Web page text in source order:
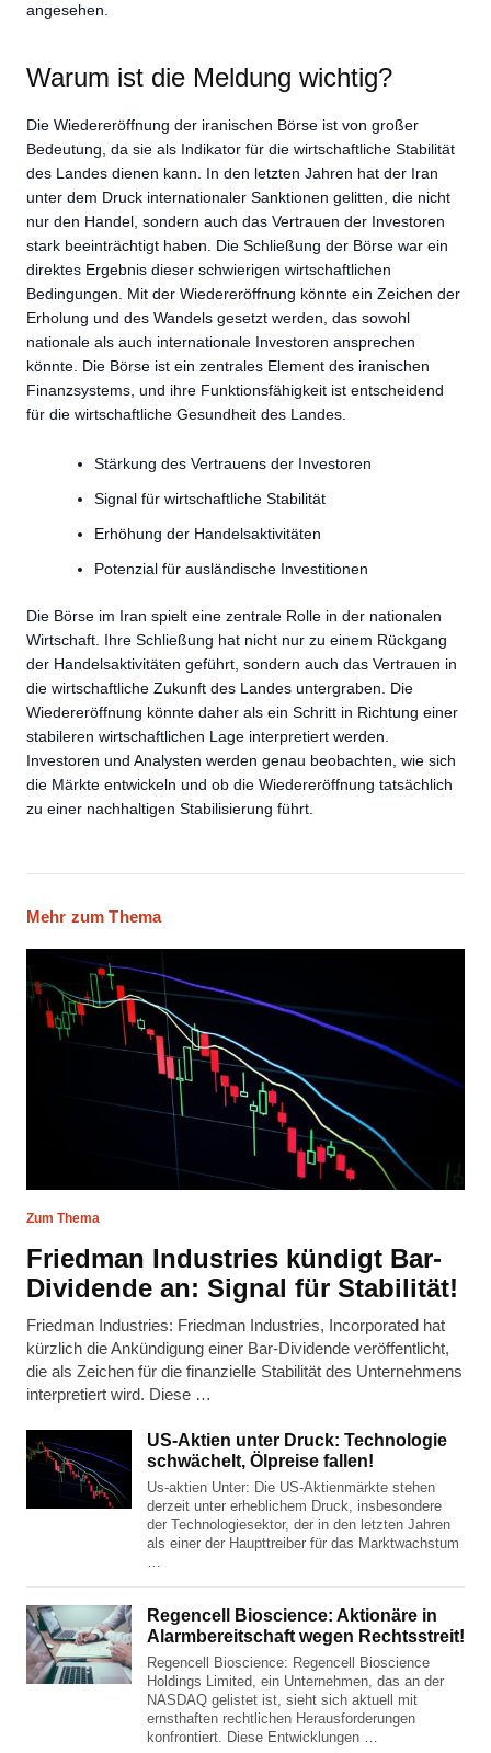
angesehen.
Warum ist die Meldung wichtig?
Die Wiedereröffnung der iranischen Börse ist von großer
Bedeutung, da sie als Indikator für die wirtschaftliche Stabilität
des Landes dienen kann. In den letzten Jahren hat der Iran
unter dem Druck internationaler Sanktionen gelitten, die nicht
nur den Handel, sondern auch das Vertrauen der Investoren
stark beeinträchtigt haben. Die Schließung der Börse war ein
direktes Ergebnis dieser schwierigen wirtschaftlichen
Bedingungen. Mit der Wiedereröffnung könnte ein Zeichen der
Erholung und des Wandels gesetzt werden, das sowohl
nationale als auch internationale Investoren ansprechen
könnte. Die Börse ist ein zentrales Element des iranischen
Finanzsystems, und ihre Funktionsfähigkeit ist entscheidend
für die wirtschaftliche Gesundheit des Landes.
Stärkung des Vertrauens der Investoren
Signal für wirtschaftliche Stabilität
Erhöhung der Handelsaktivitäten
Potenzial für ausländische Investitionen
Die Börse im Iran spielt eine zentrale Rolle in der nationalen
Wirtschaft. Ihre Schließung hat nicht nur zu einem Rückgang
der Handelsaktivitäten geführt, sondern auch das Vertrauen in
die wirtschaftliche Zukunft des Landes untergraben. Die
Wiedereröffnung könnte daher als ein Schritt in Richtung einer
stabileren wirtschaftlichen Lage interpretiert werden.
Investoren und Analysten werden genau beobachten, wie sich
die Märkte entwickeln und ob die Wiedereröffnung tatsächlich
zu einer nachhaltigen Stabilisierung führt.
Mehr zum Thema
Zum Thema
Friedman Industries kündigt Bar-
Dividende an: Signal für Stabilität!
Friedman Industries: Friedman Industries, Incorporated hat
kürzlich die Ankündigung einer Bar-Dividende veröffentlicht,
die als Zeichen für die finanzielle Stabilität des Unternehmens
interpretiert wird. Diese …
US-Aktien unter Druck: Technologie
schwächelt, Ölpreise fallen!
Us-aktien Unter: Die US-Aktienmärkte stehen
derzeit unter erheblichem Druck, insbesondere
der Technologiesektor, der in den letzten Jahren
als einer der Haupttreiber für das Marktwachstum
Regencell Bioscience: Aktionäre in
Alarmbereitschaft wegen Rechtsstreit!
Regencell Bioscience: Regencell Bioscience
Holdings Limited, ein Unternehmen, das an der
NASDAQ gelistet ist, sieht sich aktuell mit
ernsthaften rechtlichen Herausforderungen
konfrontiert. Diese Entwicklungen …